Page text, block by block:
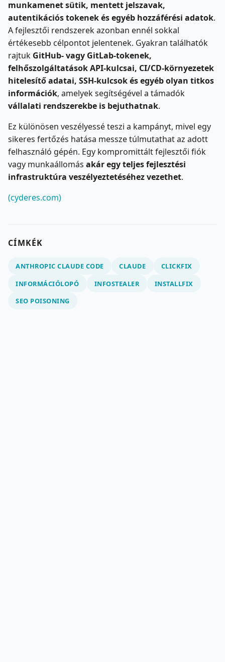
munkamenet sütik, mentett jelszavak,
autentikációs tokenek és egyéb hozzáférési adatok.
A fejlesztői rendszerek azonban ennél sokkal
értékesebb célpontot jelentenek. Gyakran találhatók
rajtuk GitHub- vagy GitLab-tokenek,
felhőszolgáltatások API-kulcsai, CI/CD-környezetek
hitelesítő adatai, SSH-kulcsok és egyéb olyan titkos
információk, amelyek segítségével a támadók
vállalati rendszerekbe is bejuthatnak.
Ez különösen veszélyessé teszi a kampányt, mivel egy
sikeres fertőzés hatása messze túlmutathat az adott
felhasználó gépén. Egy kompromittált fejlesztői fiók
vagy munkaállomás akár egy teljes fejlesztési
infrastruktúra veszélyeztetéséhez vezethet.
(cyderes.com)
CÍMKÉK
ANTHROPIC CLAUDE CODE CLAUDE
CLICKFIX
INFORMÁCIÓLOPÓ
INFOSTEALER
INSTALLFIX
SEO POISONING